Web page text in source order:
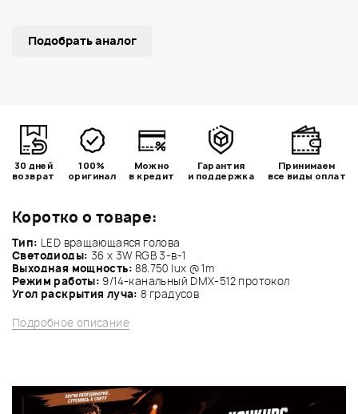
Коротко о товаре:
Тип: LED вращающаяся голова
Светодиоды: 36 х 3W RGB 3-в-1
Выходная мощность:88.750 lux @ 1m
Режим работы:9/14-канальный DMX-512 протокол
Угол раскрытия луча:8 градусов
Подробное описание
Подобрать аналог
30 дней
возврат
100%
оригинал
Можно
в кредит
Гарантия
и поддержка
Принимаем
все виды оплат